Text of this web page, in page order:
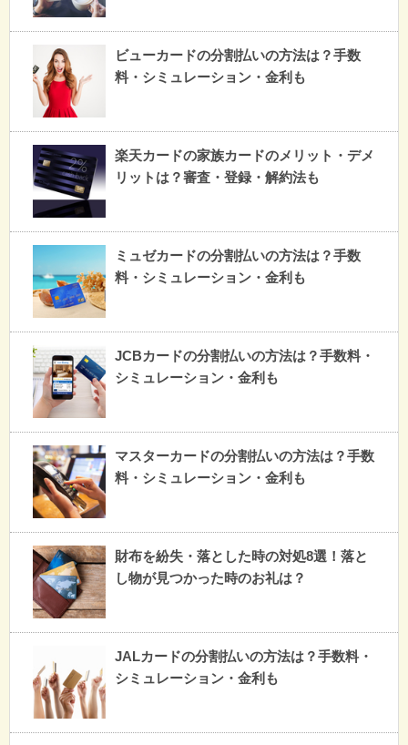
ビューカードの分割払いの方法は？手数
料・シミュレーション・金利も
楽天カードの家族カードのメリット・デメ
リットは？審査・登録・解約法も
ミュゼカードの分割払いの方法は？手数
料・シミュレーション・金利も
JCBカードの分割払いの方法は？手数料・
シミュレーション・金利も
マスターカードの分割払いの方法は？手数
料・シミュレーション・金利も
財布を紛失・落とした時の対処8選！落と
し物が見つかった時のお礼は？
JALカードの分割払いの方法は？手数料・
シミュレーション・金利も